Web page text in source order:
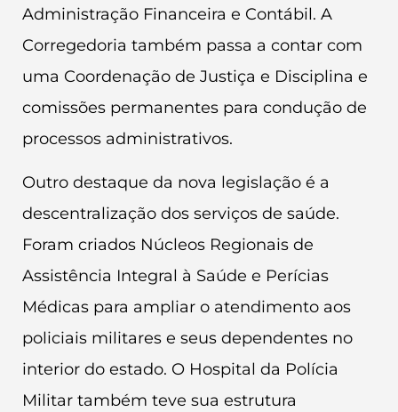
Administração Financeira e Contábil. A
Corregedoria também passa a contar com
uma Coordenação de Justiça e Disciplina e
comissões permanentes para condução de
processos administrativos.
Outro destaque da nova legislação é a
descentralização dos serviços de saúde.
Foram criados Núcleos Regionais de
Assistência Integral à Saúde e Perícias
Médicas para ampliar o atendimento aos
policiais militares e seus dependentes no
interior do estado. O Hospital da Polícia
Militar também teve sua estrutura